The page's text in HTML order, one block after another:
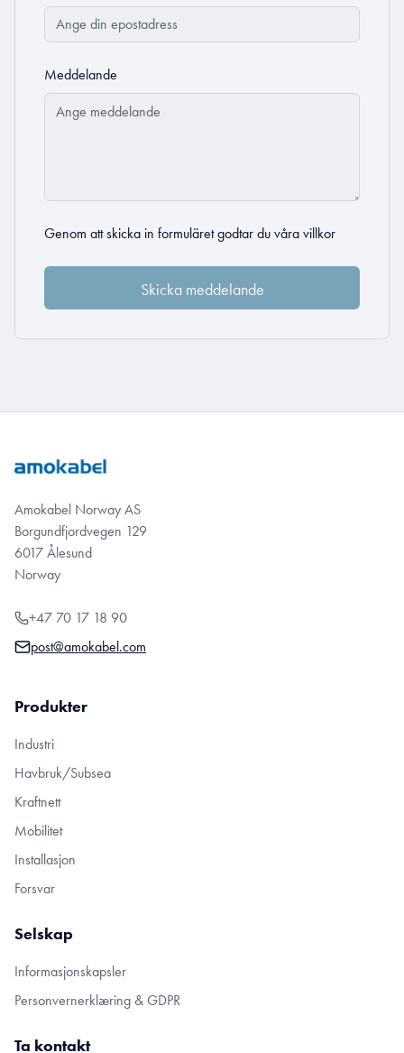
Meddelande
Genom att skicka in formuläret godtar du våra villkor
Amokabel Norway AS
Borgundfjordvegen 129
6017 Ålesund
Norway
+47 70 17 18 90
post@amokabel.com
Produkter
Industri
Havbruk/Subsea
Kraftnett
Mobilitet
Installasjon
Forsvar
Selskap
Informasjonskapsler
Personvernerklæring & GDPR
Ta kontakt